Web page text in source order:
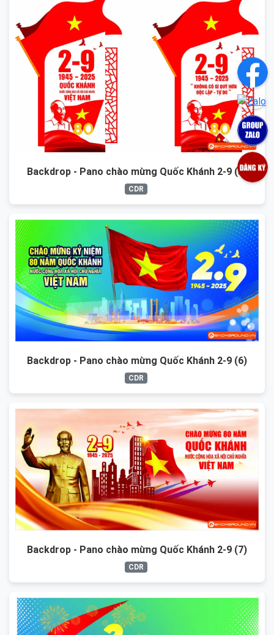
Backdrop - Pano chào mừng Quốc Khánh 2-9 (5)
CDR
Backdrop - Pano chào mừng Quốc Khánh 2-9 (6)
CDR
Backdrop - Pano chào mừng Quốc Khánh 2-9 (7)
CDR